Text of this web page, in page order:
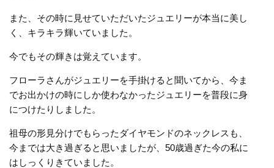
また、その時に見せていただいたジュエリーが本当に美し
く、キラキラ輝いていました。
今でもその輝きは覚えています。
フローラさんがジュエリーを手掛けると聞いてから、今ま
でお出かけの時にしか使わなかったジュエリーを普段に身
につけたりしました。
祖母の形見分けでもらったダイヤモンドのネックレスも、
今までは大き過ぎると思いましたが、50歳過ぎた今の私に
はしっくりきていました。